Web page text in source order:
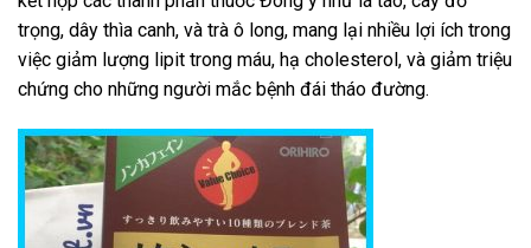
trọng, dây thìa canh, và trà ô long, mang lại nhiều lợi ích trong
việc giảm lượng lipit trong máu, hạ cholesterol, và giảm triệu
chứng cho những người mắc bệnh đái tháo đường.